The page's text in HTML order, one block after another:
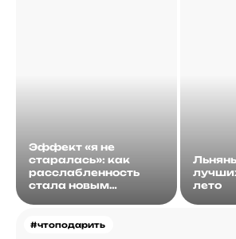
Эффект «я не
старалась»: как
расслабленность
стала новым
#чтоподарить
лето